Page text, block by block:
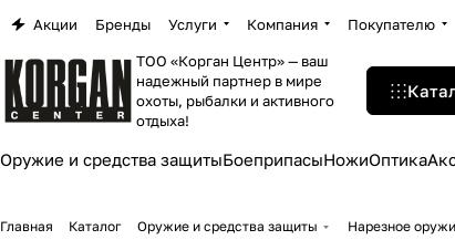
Акции Бренды Услуги Компания Покупателю
ТОО «Корган Центр» — ваш
надежный партнер в мире
охоты, рыбалки и активного
отдыха!
Оружие и средства защитыБоеприпасыНожиОптика
Главная Каталог Оружие и средства защиты Нарезное